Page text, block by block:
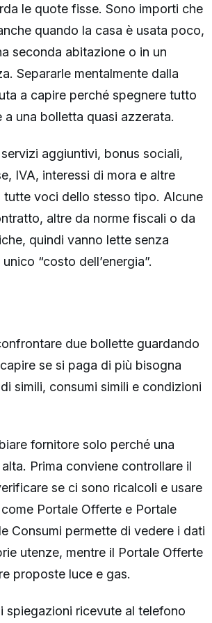
le quote fisse. Sono importi che
quando la casa è usata poco,
seconda abitazione o in un
Separarle mentalmente dalla
a capire perché spegnere tutto
a una bolletta quasi azzerata.
aggiuntivi, bonus sociali,
IVA, interessi di mora e altre
tutte voci dello stesso tipo. Alcune
altre da norme fiscali o da
quindi vanno lette senza
“costo dell’energia”.
due bollette guardando
se si paga di più bisogna
simili, consumi simili e condizioni
fornitore solo perché una
Prima conviene controllare il
se ci sono ricalcoli e usare
Portale Offerte e Portale
Consumi permette di vedere i dati
utenze, mentre il Portale Offerte
proposte luce e gas.
spiegazioni ricevute al telefono